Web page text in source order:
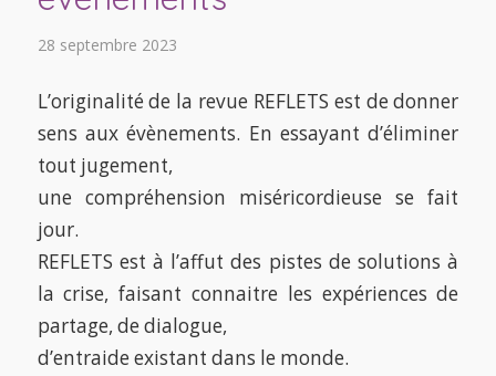
28 septembre 2023
L’originalité de la revue REFLETS est de donner
sens aux évènements. En essayant d’éliminer
tout jugement,
une compréhension miséricordieuse se fait
jour.
REFLETS est à l’affut des pistes de solutions à
la crise, faisant connaitre les expériences de
partage, de dialogue,
d’entraide existant dans le monde.